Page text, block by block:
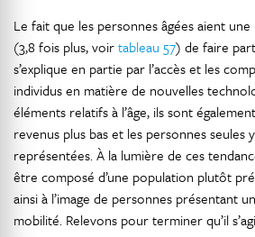
Le fait que les personnes âgées aient
(3,8 fois plus, voirtableau 57) de faire
s’explique en partie par l’accès et les
individus en matière de nouvelles
éléments relatifs à l’âge, ils sont
revenus plus bas et les personnes
représentées. À la lumière de ces
être composé d’une population plutôt
ainsi à l’image de personnes présentant
mobilité. Relevons pour terminer qu’il